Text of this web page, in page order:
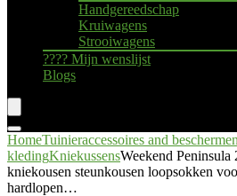
Handgereedschap
Kruiwagens
Strooiwagens
???? Mijn wenslijst
Blogs
HomeTuinieraccessoires and
kledingKniekussensWeekend Peninsula
kniekousen steunkousen loopsokken
hardlopen…